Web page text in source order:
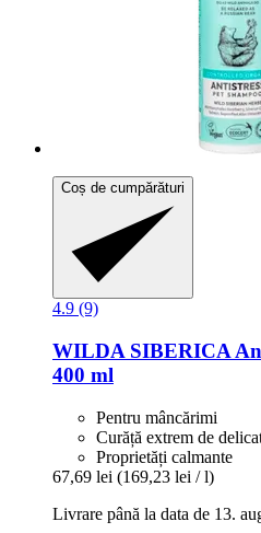
Coș de cumpărături
4.9 (9)
WILDA SIBERICA
400 ml
Pentru mâncărimi
Curăță extrem de
Proprietăți calmante
67,69 lei (169,23 lei / l)
Livrare până la data de 13.